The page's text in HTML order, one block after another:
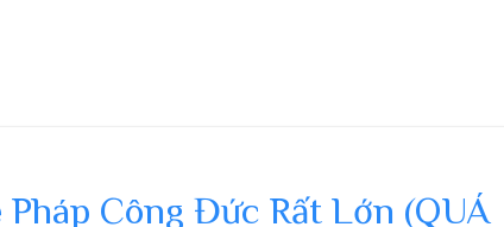
Công Đức Rất Lớn (QUÁ